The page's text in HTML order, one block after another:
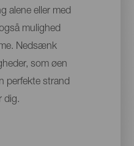
alene eller med
mulighed
Nedsænk
som øen
perfekte strand
dig.